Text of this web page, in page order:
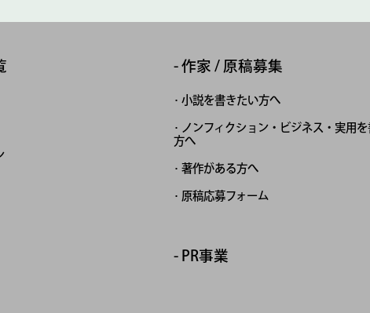
作家 / 原稿募集
小説を書きたい方へ
ノンフィクション・ビジネス・実用
方へ
著作がある方へ
原稿応募フォーム
PR事業